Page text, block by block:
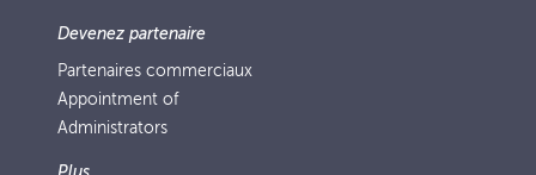
Devenez partenaire
Partenaires commerciaux
Appointment of
Administrators